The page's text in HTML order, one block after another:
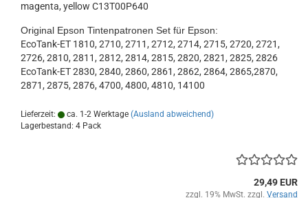
magenta, yellow C13T00P640
Original Epson Tintenpatronen Set für Epson:
EcoTank-ET 1810, 2710, 2711, 2712, 2714, 2715, 2720, 2721,
2726, 2810, 2811, 2812, 2814, 2815, 2820, 2821, 2825, 2826
EcoTank-ET 2830, 2840, 2860, 2861, 2862, 2864, 2865,2870,
2871, 2875, 2876, 4700, 4800, 4810, 14100
Lieferzeit: ca. 1-2 Werktage (Ausland abweichend)
Lagerbestand: 4 Pack
29,49 EUR
zzgl. 19% MwSt. zzgl. Versand